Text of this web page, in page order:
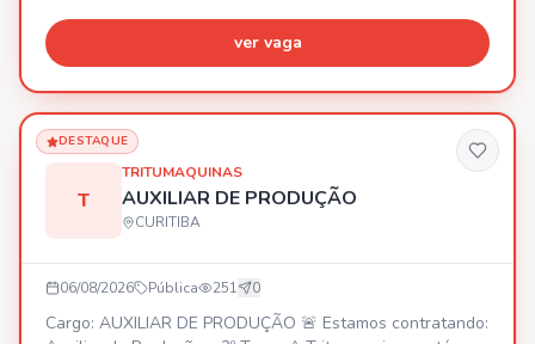
ver vaga
DESTAQUE
T
TRITUMAQUINAS
AUXILIAR DE PRODUÇÃO
CURITIBA
06/08/2026 Pública 251 0
Cargo: AUXILIAR DE PRODUÇÃO 🚨 Estamos contratando: